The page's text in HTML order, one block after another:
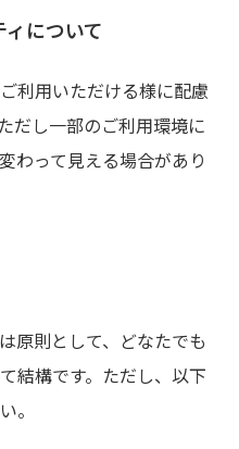
について
利用いただける様に配慮
だし一部のご利用環境に
わって見える場合があり
原則として、どなたでも
結構です。ただし、以下
。